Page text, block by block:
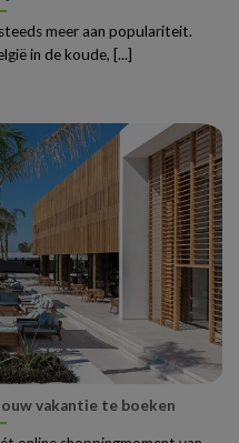
meer aan populariteit.
in de koude, [...]
vakantie te boeken